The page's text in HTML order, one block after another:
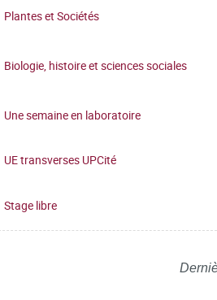
Plantes et Sociétés
Biologie, histoire et sciences sociales
Une semaine en laboratoire
UE transverses UPCité
Stage libre